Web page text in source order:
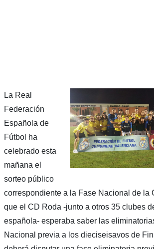
La Real
Federación
Española de
Fútbol ha
celebrado esta
mañana el
sorteo público
correspondiente a la Fase Nacional de la
que el CD Roda -junto a otros 35 clubes
española- esperaba saber las
Nacional previa a los dieciseisavos de